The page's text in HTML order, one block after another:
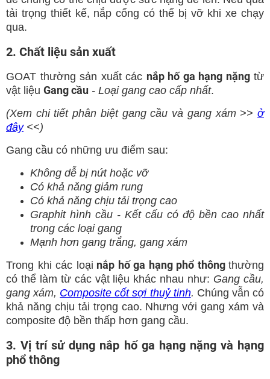
tải trọng thiết kế, nắp cống có thể bị vỡ khi xe chạy
qua.
2. Chất liệu sản xuất
GOAT thường sản xuất các nắp hố ga hạng nặngtừ
vật liệu Gang cầu - Loại gang cao cấp nhất.
(Xem chi tiết phân biệt gang cầu và gang xám >> ở
đây<<)
Gang cầu có những ưu điểm sau:
Không dễ bị nứt hoặc vỡ
Có khả năng giảm rung
Có khả năng chịu tải trọng cao
Graphit hình cầu - Kết cấu có độ bền cao nhất
trong các loại gang
Mạnh hơn gang trắng, gang xám
Trong khi các loại nắp hố ga hạng phổ thông thường
có thể làm từ các vật liệu khác nhau như: Gang cầu,
gang xám, Composite cốt sợi thuỷ tinh. Chúng vẫn có
khả năng chịu tải trọng cao. Nhưng với gang xám và
composite độ bền thấp hơn gang cầu.
3. Vị trí sử dụng nắp hố ga hạng nặng và hạng
phổ thông